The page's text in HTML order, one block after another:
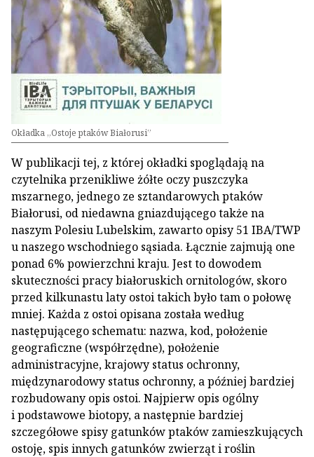
Okładka „Ostoje ptaków Białorusi”
W publikacji tej, z której okładki spoglądają na
czytelnika przenikliwe żółte oczy puszczyka
mszarnego, jednego ze sztandarowych ptaków
Białorusi, od niedawna gniazdującego także na
naszym Polesiu Lubelskim, zawarto opisy 51 IBA/TWP
u naszego wschodniego sąsiada. Łącznie zajmują one
ponad 6% powierzchni kraju. Jest to dowodem
skuteczności pracy białoruskich ornitologów, skoro
przed kilkunastu laty ostoi takich było tam o połowę
mniej. Każda z ostoi opisana została według
następującego schematu: nazwa, kod, położenie
geograficzne (współrzędne), położenie
administracyjne, krajowy status ochronny,
międzynarodowy status ochronny, a później bardziej
rozbudowany opis ostoi. Najpierw opis ogólny
i podstawowe biotopy, a następnie bardziej
szczegółowe spisy gatunków ptaków zamieszkujących
ostoję, spis innych gatunków zwierząt i roślin